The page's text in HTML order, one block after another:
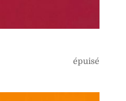
épuisé